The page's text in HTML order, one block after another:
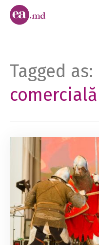
Tagged as:
comercială